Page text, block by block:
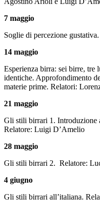
7 maggio
Soglie di percezione
14 maggio
Esperienza birra: sei birre, tre
identiche. Approfondimento
materie prime. Relatori:
21 maggio
Gli stili birrari 1. Introduzione
Relatore: Luigi D’Amelio
28 maggio
Gli stili birrari 2. Relatore:
4 giugno
Gli stili birrari all’italiana.